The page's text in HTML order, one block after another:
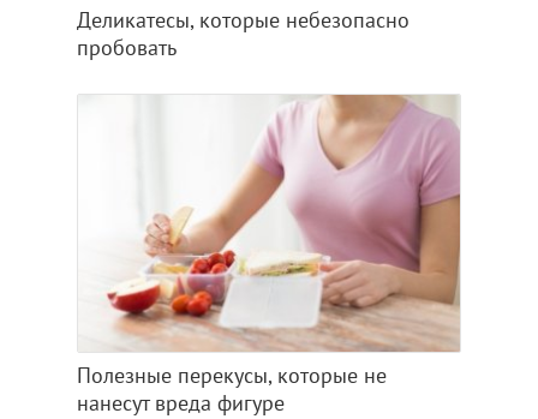
Деликатесы, которые небезопасно
пробовать
Полезные перекусы, которые не
нанесут вреда фигуре